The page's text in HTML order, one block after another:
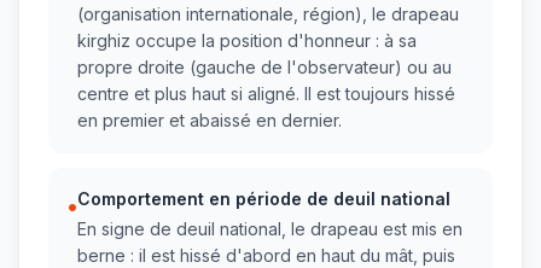
(organisation internationale, région), le drapeau
kirghiz occupe la position d'honneur : à sa
propre droite (gauche de l'observateur) ou au
centre et plus haut si aligné. Il est toujours hissé
en premier et abaissé en dernier.
•Comportement en période de deuil national
En signe de deuil national, le drapeau est mis en
berne : il est hissé d'abord en haut du mât, puis